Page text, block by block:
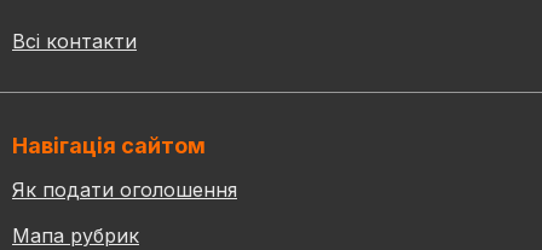
Всі контакти
Навігація сайтом
Як подати оголошення
Мапа рубрик